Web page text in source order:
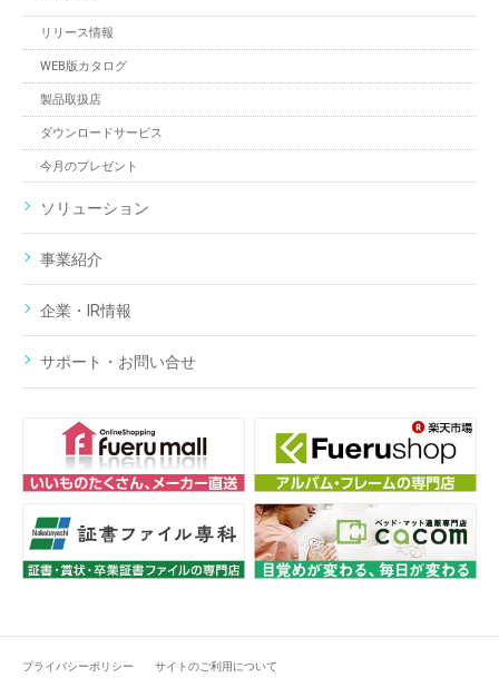
リリース情報
WEB版カタログ
製品取扱店
ダウンロードサービス
今月のプレゼント
ソリューション
事業紹介
企業・IR情報
サポート・お問い合せ
プライバシーポリシー サイトのご利用について